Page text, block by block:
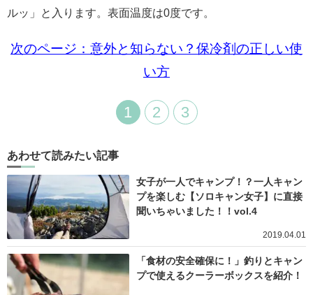
ルッ」と入ります。表面温度は0度です。
次のページ：意外と知らない？保冷剤の正しい使
い方
1 2 3
あわせて読みたい記事
女子が一人でキャンプ！？一人キャン
プを楽しむ【ソロキャン女子】に直接
聞いちゃいました！！vol.4
2019.04.01
「食材の安全確保に！」釣りとキャン
プで使えるクーラーボックスを紹介！